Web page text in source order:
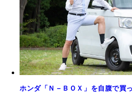
ホンダ「Ｎ－ＢＯＸ」を自腹で買